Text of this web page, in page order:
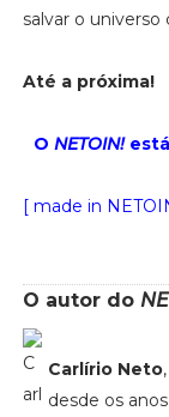
salvar o
Até a próxima!
ONETOIN!
[ made in
O autor do
Carlírio Neto
desde os